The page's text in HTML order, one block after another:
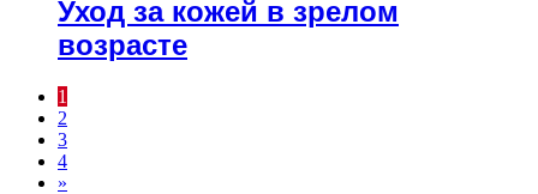
Уход за кожей в зрелом
возрасте
1
2
3
4
»